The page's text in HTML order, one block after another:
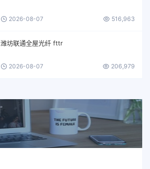
2026-08-07 516,963
潍坊联通全屋光纤 fttr
2026-08-07 206,979